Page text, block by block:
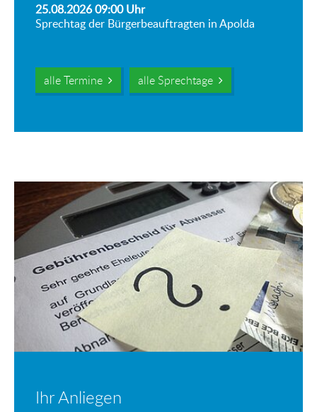
25.08.2026 09:00Uhr
Sprechtag der Bürgerbeauftragten in Apolda
alle Termine alle Sprechtage
Ihr Anliegen